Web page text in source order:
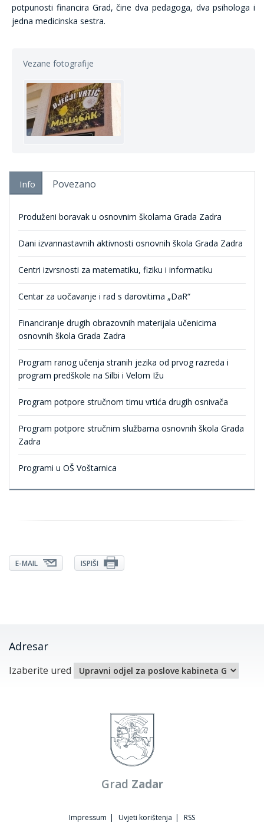
potpunosti financira Grad, čine dva pedagoga, dva psihologa i
jedna medicinska sestra.
Vezane fotografije
Info Povezano
Produženi boravak u osnovnim školama Grada Zadra
Dani izvannastavnih aktivnosti osnovnih škola Grada Zadra
Centri izvrsnosti za matematiku, fiziku i informatiku
Centar za uočavanje i rad s darovitima „DaR“
Financiranje drugih obrazovnih materijala učenicima
osnovnih škola Grada Zadra
Program ranog učenja stranih jezika od prvog razreda i
program predškole na Silbi i Velom Ižu
Program potpore stručnom timu vrtića drugih osnivača
Program potpore stručnim službama osnovnih škola Grada
Zadra
Programi u OŠ Voštarnica
E-MAIL ISPIŠI
Adresar
Izaberite ured
Grad Zadar
Impressum | Uvjeti korištenja | RSS